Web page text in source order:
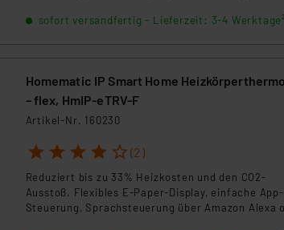
ein Homematic IP Access Point oder eine Zentrale
sofort versandfertig - Lieferzeit: 3-4 Werktage²
Homematic IP Smart Home
– flex, HmIP-eTRV-F
Artikel-Nr. 160230
1 2 3 4 5 (2)
Reduziert bis zu 33% Heizkosten und den CO2-
Ausstoß. Flexibles E-Paper-Display, einfache App-
Steuerung, Sprachsteuerung über Amazon Alexa